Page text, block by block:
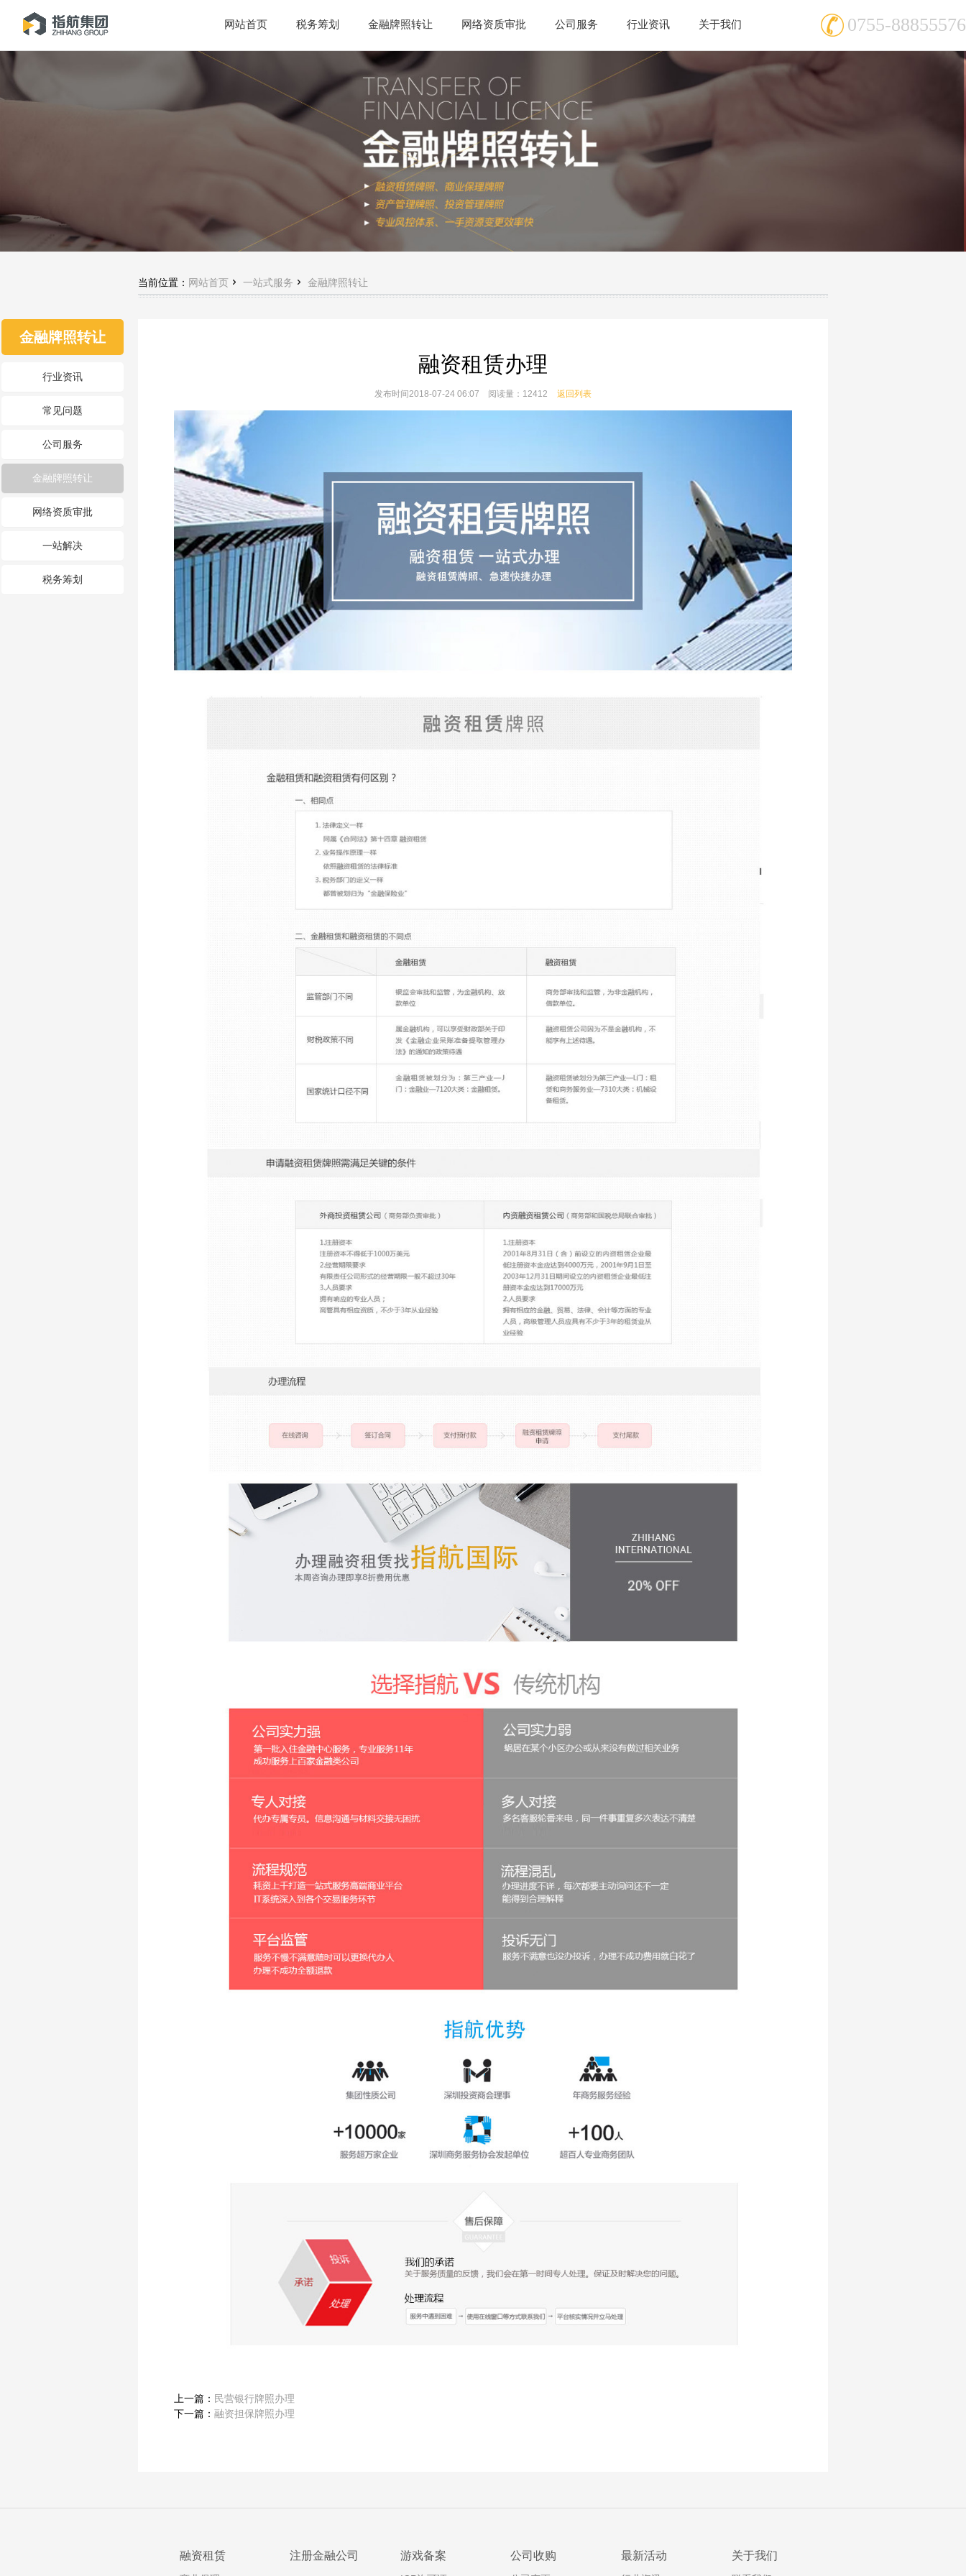
网站首页 税务筹划 金融牌照转让 网络资质审批 公司服务 行业资讯 关于我们 0755-88855576
金融牌照转让
行业资讯
常见问题
公司服务
金融牌照转让
网络资质审批
一站解决
税务筹划
当前位置： 网站首页  一站式服务  金融牌照转让
融资租赁办理
发布时间2018-07-24 06:07 阅读量：12412 返回列表
上一篇： 民营银行牌照办理
下一篇： 融资担保牌照办理
融资租赁 注册金融公司 游戏备案 公司收购 最新活动 关于我们